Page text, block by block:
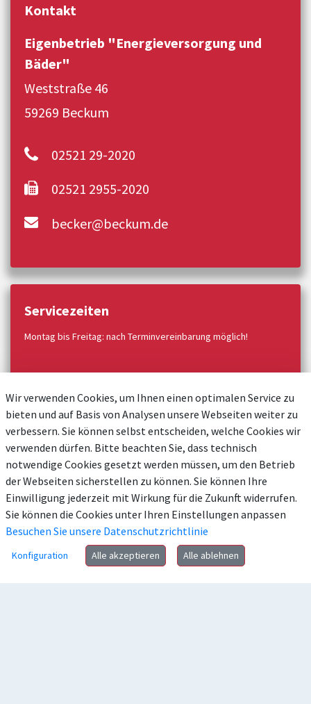
Kontakt
Eigenbetrieb "Energieversorgung und
Bäder"
Weststraße 46
59269 Beckum
02521 29-2020
02521 2955-2020
becker@beckum.de
Servicezeiten
Montag bis Freitag: nach Terminvereinbarung möglich!
Wir verwenden Cookies, um Ihnen einen optimalen Service zu
bieten und auf Basis von Analysen unsere Webseiten weiter zu
verbessern. Sie können selbst entscheiden, welche Cookies wir
verwenden dürfen. Bitte beachten Sie, dass technisch
notwendige Cookies gesetzt werden müssen, um den Betrieb
der Webseiten sicherstellen zu können. Sie können Ihre
Einwilligung jederzeit mit Wirkung für die Zukunft widerrufen.
Sie können die Cookies unter Ihren Einstellungen anpassen
Besuchen Sie unsere Datenschutzrichtlinie
Konfiguration Alle akzeptieren Alle ablehnen